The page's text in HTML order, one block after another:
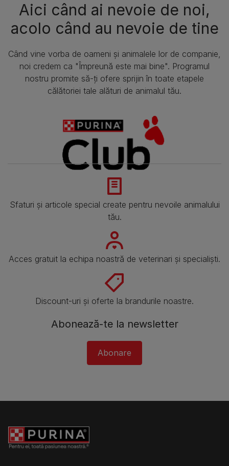
Aici când ai nevoie de noi,
acolo când au nevoie de tine​
Când vine vorba de oameni și animalele lor de companie,
noi credem ca "Împreună este mai bine". Programul
nostru promite să-ți ofere sprijin în toate etapele
călătoriei tale alături de animalul tău.
Sfaturi și articole special create pentru nevoile animalului
tău.
Acces gratuit la echipa noastră de veterinari și specialiști.
Discount-uri și oferte la brandurile noastre.
Abonează-te la newsletter
Abonare